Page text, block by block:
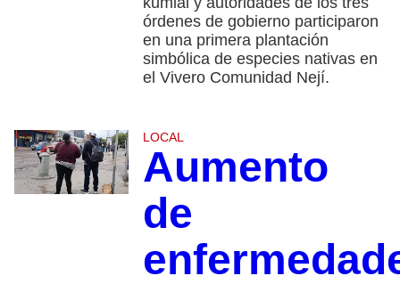
órdenes de gobierno participaron
en una primera plantación
simbólica de especies nativas en
el Vivero Comunidad Nejí.
LOCAL
Aumento
de